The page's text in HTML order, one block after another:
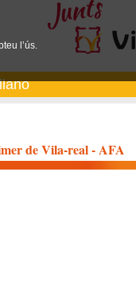
de Vila-real - AFA
l’ús.